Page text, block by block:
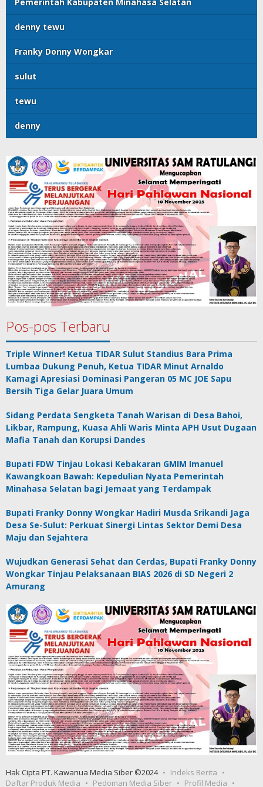
denny tewu
Franky Donny Wongkar
sulut
tewu
denny
Pos-pos Terbaru
Triple Winner! Ketua TIDAR Sulut Standius Bara Prima
Lumbaa Dukung Penuh, Ketua TIDAR Minut Arnaldo
Kamagi Apresiasi Dominasi Pangeran 05 MC JOE Sapu
Bersih Tiga Gelar Juara Umum
Sidang Perdata Sengketa Tanah Warisan di Desa Bahoi,
Likbar, Rampung, Kuasa Ahli Waris Minta APH Usut Dugaan
Mafia Tanah dan Korupsi Dandes
Bupati FDW Tinjau Lokasi Kebakaran GMIM Imanuel
Kawangkoan Bawah: Kepedulian Nyata Pemerintah
Minahasa Selatan bagi Jemaat yang Terdampak
Bupati Franky Donny Wongkar Hadiri Musda Srikandi Jaga
Desa Se-Sulut: Perkuat Sinergi Lintas Sektor Demi Desa
Maju dan Sejahtera
Wujudkan Generasi Sehat dan Cerdas, Bupati Franky Donny
Wongkar Tinjau Pelaksanaan BIAS 2026 di SD Negeri 2
Amurang
Hak Cipta PT. Kawanua Media Siber ©2024
Indeks Berita
Daftar Produk Media
Pedoman Media Siber Profil Media